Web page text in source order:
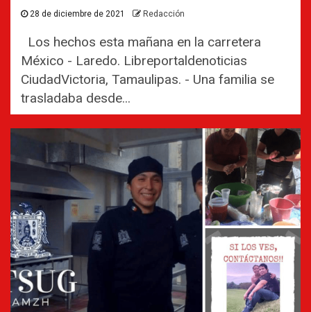
28 de diciembre de 2021 Redacción
Los hechos esta mañana en la carretera
México - Laredo. Libreportaldenoticias
CiudadVictoria, Tamaulipas. - Una familia se
trasladaba desde...